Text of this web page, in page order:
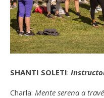
SHANTI SOLETI:
Charla: Mente serena a